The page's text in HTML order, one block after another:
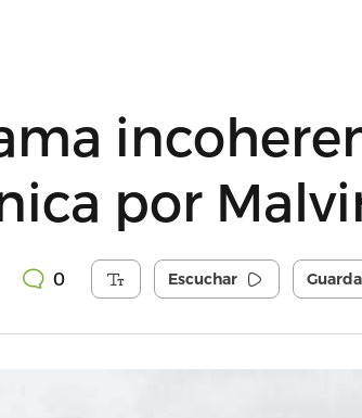
por
0 Escuchar